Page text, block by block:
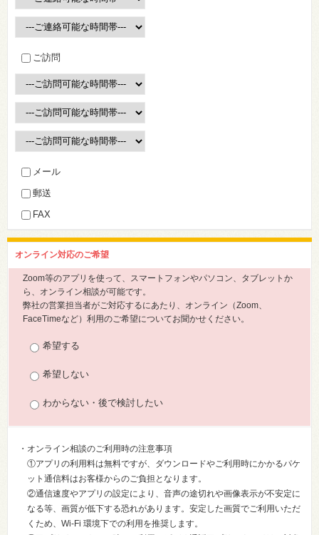
ご訪問
メール
郵送
FAX
オンライン対応のご希望
Zoom等のアプリを使って、スマートフォンやパソコン、タブレットか
ら、オンライン相談が可能です。
弊社の営業担当者がご対応するにあたり、オンライン（Zoom、
FaceTimeなど）利用のご希望についてお聞かせください。
希望する
希望しない
わからない・後で検討したい
・オンライン相談のご利用時の注意事項
①アプリの利用料は無料ですが、ダウンロードやご利用時にかかるパケ
ット通信料はお客様からのご負担となります。
②通信速度やアプリの設定により、音声の途切れや画像表示が不安定に
なる等、画質が低下する恐れがあります。安定した画質でご利用いただ
くため、Wi-Fi 環境下での利用を推奨します。